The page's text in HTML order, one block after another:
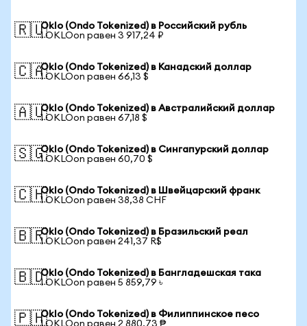
🇷🇺Oklo (Ondo Tokenized) в Российский рубль
1 OKLOon равен 3 917,24 ₽
🇨🇦Oklo (Ondo Tokenized) в Канадский доллар
1 OKLOon равен 66,13 $
🇦🇺Oklo (Ondo Tokenized) в Австралийский доллар
1 OKLOon равен 67,18 $
🇸🇬Oklo (Ondo Tokenized) в Сингапурский доллар
1 OKLOon равен 60,70 $
🇨🇭Oklo (Ondo Tokenized) в Швейцарский франк
1 OKLOon равен 38,38 CHF
🇧🇷Oklo (Ondo Tokenized) в Бразильский реал
1 OKLOon равен 241,37 R$
🇧🇩Oklo (Ondo Tokenized) в Бангладешская така
1 OKLOon равен 5 859,79 ৳
🇵🇭Oklo (Ondo Tokenized) в Филиппинское песо
1 OKLOon равен 2 880,73 ₱